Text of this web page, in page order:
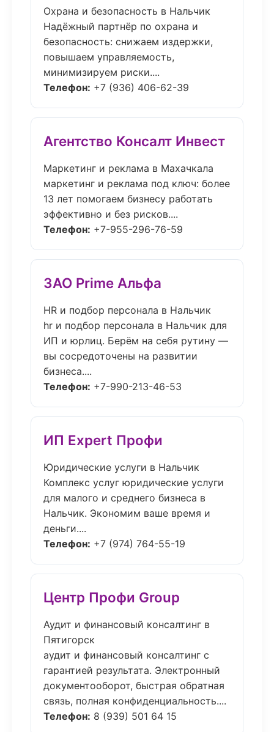
Охрана и безопасность в Нальчик
Надёжный партнёр по охрана и
безопасность: снижаем издержки,
повышаем управляемость,
минимизируем риски....
Телефон: +7 (936) 406-62-39
Агентство Консалт Инвест
Маркетинг и реклама в Махачкала
маркетинг и реклама под ключ: более
13 лет помогаем бизнесу работать
эффективно и без рисков....
Телефон: +7-955-296-76-59
ЗАО Prime Альфа
HR и подбор персонала в Нальчик
hr и подбор персонала в Нальчик для
ИП и юрлиц. Берём на себя рутину —
вы сосредоточены на развитии
бизнеса....
Телефон: +7-990-213-46-53
ИП Expert Профи
Юридические услуги в Нальчик
Комплекс услуг юридические услуги
для малого и среднего бизнеса в
Нальчик. Экономим ваше время и
деньги....
Телефон: +7 (974) 764-55-19
Центр Профи Group
Аудит и финансовый консалтинг в
Пятигорск
аудит и финансовый консалтинг с
гарантией результата. Электронный
документооборот, быстрая обратная
связь, полная конфиденциальность....
Телефон: 8 (939) 501 64 15